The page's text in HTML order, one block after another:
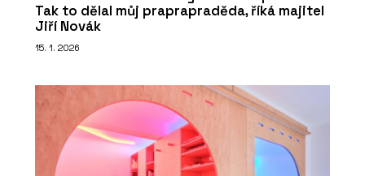
Tak to dělal můj praprapraděda, říká majitel
Jiří Novák
15. 1. 2026